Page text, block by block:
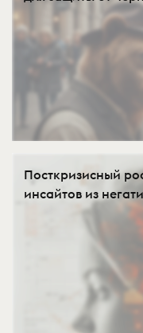
Посткризисный
инсайтов из